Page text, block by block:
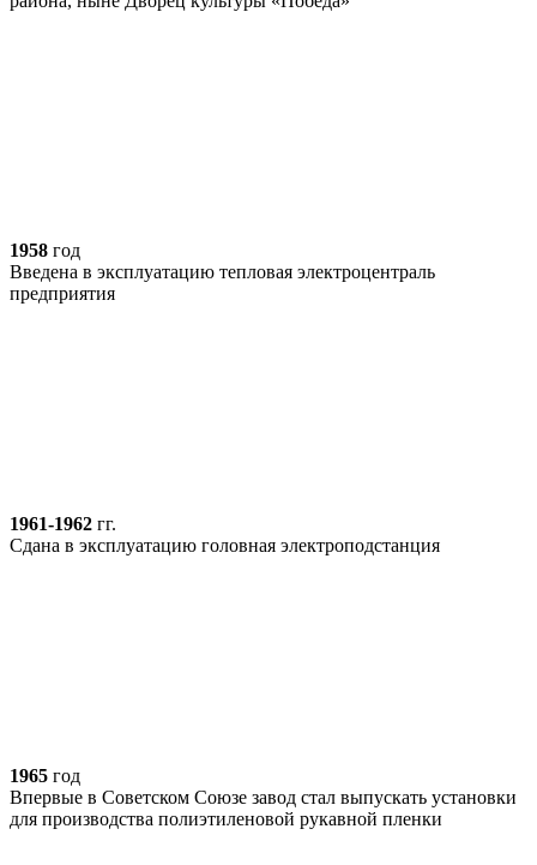
1958 год
Введена в эксплуатацию тепловая электроцентраль
предприятия
1961-1962 гг.
Сдана в эксплуатацию головная электроподстанция
1965 год
Впервые в Советском Союзе завод стал выпускать установки
для производства полиэтиленовой рукавной пленки